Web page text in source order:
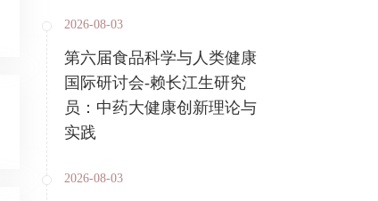
2026-08-03
第六届食品科学与人类健康
国际研讨会-赖长江生研究
员：中药大健康创新理论与
实践
2026-08-03